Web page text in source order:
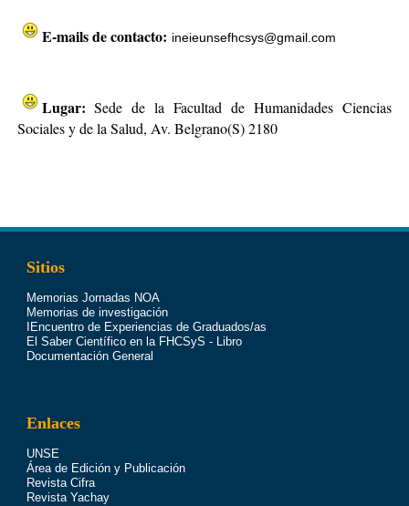
E-mails de contacto: ineieunsefhcsys@gmail.com
Lugar: Sede de la Facultad de Humanidades Ciencias
Sociales y de la Salud, Av. Belgrano(S) 2180
Sitios
Memorias Jornadas NOA
Memorias de investigación
IEncuentro de Experiencias de Graduados/as
El Saber Científico en la FHCSyS - Libro
Documentación General
Enlaces
UNSE
Área de Edición y Publicación
Revista Cifra
Revista Yachay